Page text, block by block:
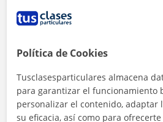
Política de Cookies
Tusclasesparticulares almacena
para garantizar el funcionamiento
personalizar el contenido, adaptar
su eficacia, así como para